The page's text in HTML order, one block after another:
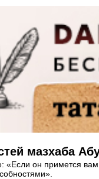
мазхаба
он примется вам